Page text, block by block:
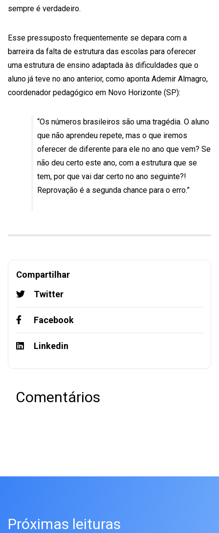
sempre é verdadeiro.
Esse pressuposto frequentemente se depara com a
barreira da falta de estrutura das escolas para oferecer
uma estrutura de ensino adaptada às dificuldades que o
aluno já teve no ano anterior, como aponta Ademir Almagro,
coordenador pedagógico em Novo Horizonte (SP):
“Os números brasileiros são uma tragédia. O aluno
que não aprendeu repete, mas o que iremos
oferecer de diferente para ele no ano que vem? Se
não deu certo este ano, com a estrutura que se
tem, por que vai dar certo no ano seguinte?!
Reprovação é a segunda chance para o erro.”
Compartilhar
Twitter
Facebook
Linkedin
Comentários
Próximas leituras